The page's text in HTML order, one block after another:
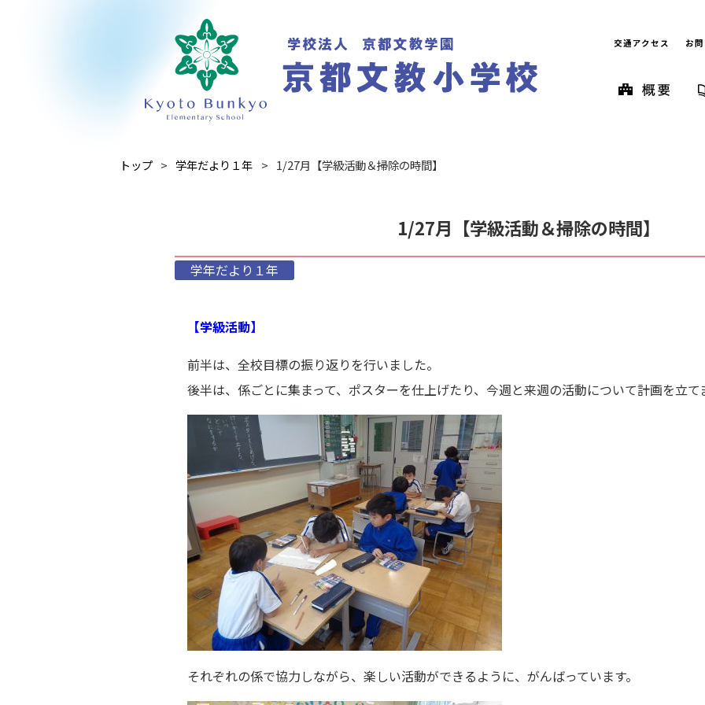
交通アクセス お
トップ 学年だより１年 1/27月【学級活動＆掃除の時間】
1/27月【学級活動＆掃除の時間】
学年だより１年
【学級活動】
前半は、全校目標の振り返りを行いました。
後半は、係ごとに集まって、ポスターを仕上げたり、今週と来週の活動について計画を立て
それぞれの係で協力しながら、楽しい活動ができるように、がんばっています。